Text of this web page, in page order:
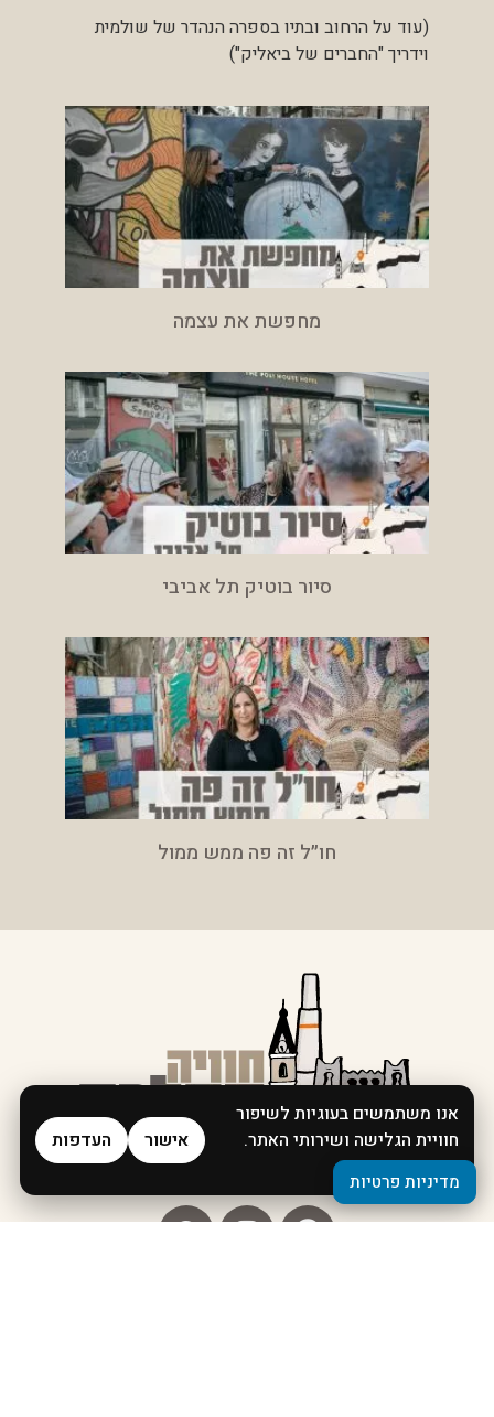
(עוד על הרחוב ובתיו בספרה הנהדר של שולמית
וידריך "החברים של ביאליק")
מחפשת את עצמה
סיור בוטיק תל אביבי
חו״ל זה פה ממש ממול
אנו משתמשים בעוגיות לשיפור
חוויית הגלישה ושירותי האתר.
מדיניות פרטיות
אישור העדפות
מדיניות פרטיות